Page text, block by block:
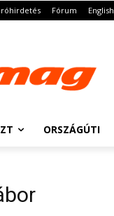
Fórum English
ORSZÁGÚTI